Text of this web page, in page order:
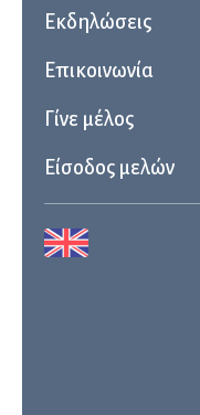
Εκδηλώσεις
Επικοινωνία
Γίνε μέλος
Είσοδος μελών